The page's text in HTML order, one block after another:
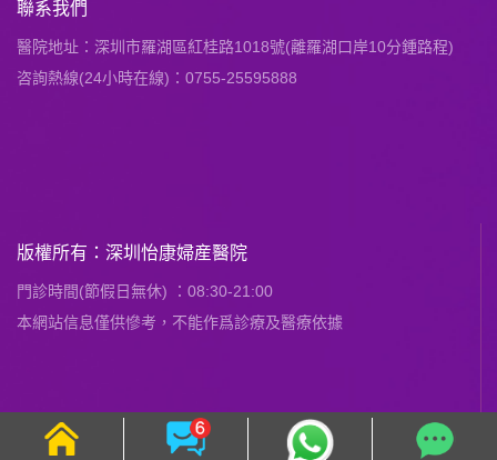
聯系我們
醫院地址：深圳市羅湖區紅桂路1018號(離羅湖口岸10分鍾路程)
咨詢熱線(24小時在線)：0755-25595888
版權所有：深圳怡康婦産醫院
門診時間(節假日無休) ：08:30-21:00
本網站信息僅供慘考，不能作爲診療及醫療依據